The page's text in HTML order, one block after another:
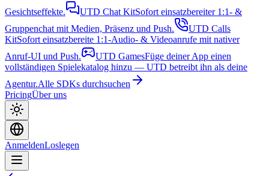
Gesichtseffekte.
UTD Chat KitSofort einsatzbereiter 1:1- &
Gruppenchat mit Medien, Präsenz und Push.
UTD Calls
KitSofort einsatzbereite 1:1-Audio- & Videoanrufe mit nativer
Anruf-UI und Push.
UTD GamesFüge deiner App einen
vollständigen Spielekatalog hinzu — UTD betreibt ihn als deine
Agentur.Alle SDKs durchsuchen
PricingÜber uns
AnmeldenLoslegen